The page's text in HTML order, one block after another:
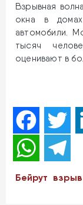
Взрывная
окна в
автомобили.
тысяч
оценивают в
Facebook
WhatsApp
Бейрут взрыв